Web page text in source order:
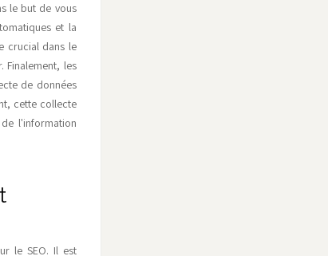
le but de vous
et la
crucial dans le
Finalement, les
de données
cette collecte
l'information
le SEO. Il est